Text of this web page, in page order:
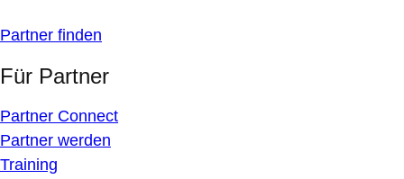
Partner finden
Für Partner
Partner Connect
Partner werden
Training